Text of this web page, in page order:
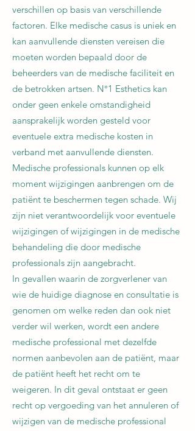
verschillen op basis van verschillende
factoren. Elke medische casus is uniek en
kan aanvullende diensten vereisen die
moeten worden bepaald door de
beheerders van de medische faciliteit en
de betrokken artsen. N°1 Esthetics kan
onder geen enkele omstandigheid
aansprakelijk worden gesteld voor
eventuele extra medische kosten in
verband met aanvullende diensten.
Medische professionals kunnen op elk
moment wijzigingen aanbrengen om de
patiënt te beschermen tegen schade. Wij
zijn niet verantwoordelijk voor eventuele
wijzigingen of wijzigingen in de medische
behandeling die door medische
professionals zijn aangebracht.
In gevallen waarin de zorgverlener van
wie de huidige diagnose en consultatie is
genomen om welke reden dan ook niet
verder wil werken, wordt een andere
medische professional met dezelfde
normen aanbevolen aan de patiënt, maar
de patiënt heeft het recht om te
weigeren. In dit geval ontstaat er geen
recht op vergoeding van het annuleren of
wijzigen van de medische professional